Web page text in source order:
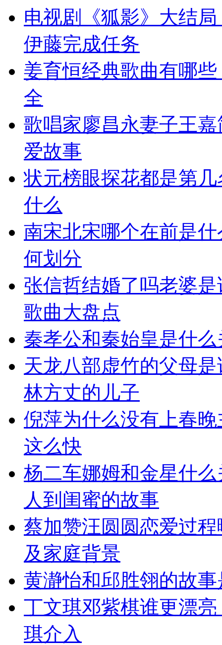
电视剧《狐影》大结
伊藤完成任务
姜育恒经典歌曲有哪
全
歌唱家廖昌永妻子王
爱故事
状元榜眼探花都是第
什么
南宋北宋哪个在前是
何划分
张信哲结婚了吗老婆
歌曲大盘点
秦孝公和秦始皇是什
天龙八部虚竹的父母
林方丈的儿子
倪萍为什么没有上春
这么快
杨二车娜姆和金星什
人到闺蜜的故事
蔡加赞汪圆圆恋爱过
及家庭背景
黄瀞怡和邱胜翎的故
丁文琪邓紫棋谁更漂
琪介入